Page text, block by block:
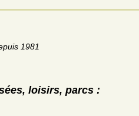
1981
loisirs, parcs :